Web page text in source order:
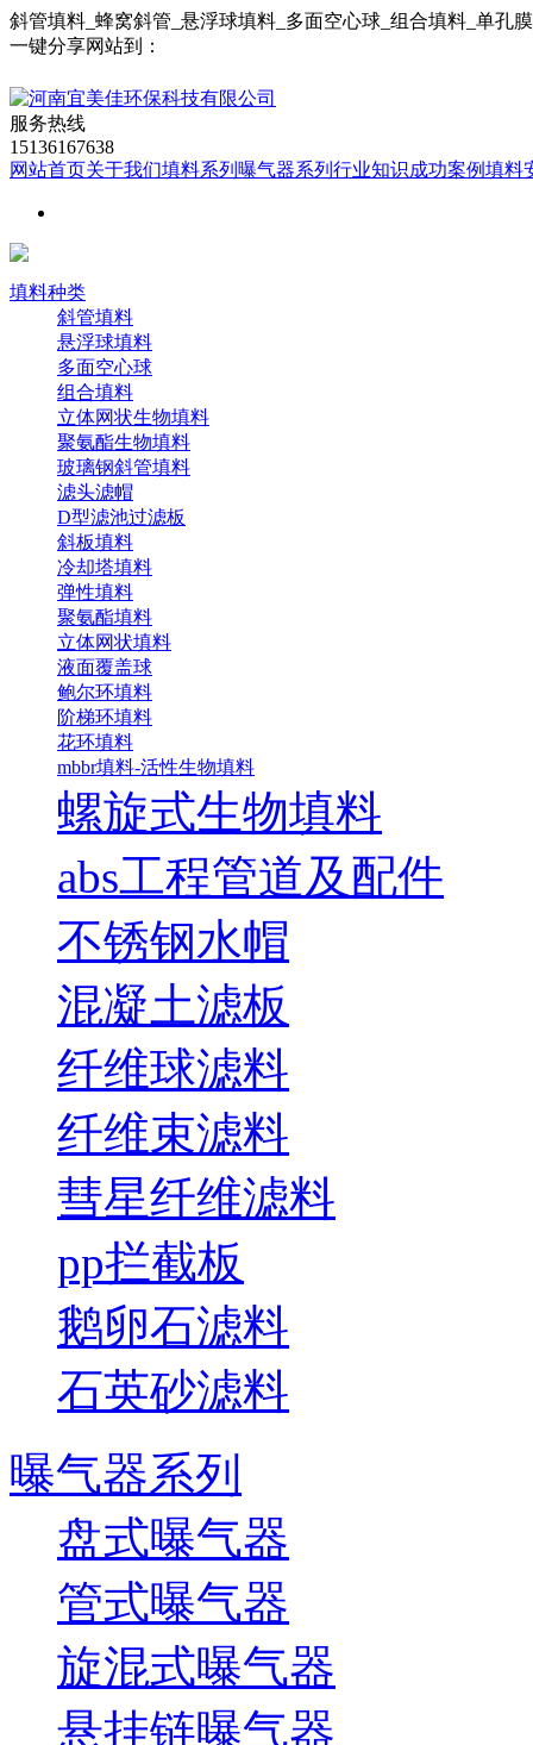
斜管填料_蜂窝斜管_悬浮球填料_多面空心球_组合填料_单孔
一键分享网站到：
服务热线
15136167638
网站首页关于我们填料系列 曝气器系列 行业知识成功案例填料
填料种类
斜管填料
悬浮球填料
多面空心球
组合填料
立体网状生物填料
聚氨酯生物填料
玻璃钢斜管填料
滤头滤帽
D型滤池过滤板
斜板填料
冷却塔填料
弹性填料
聚氨酯填料
立体网状填料
液面覆盖球
鲍尔环填料
阶梯环填料
花环填料
mbbr填料-活性生物填料
螺旋式生物填料
abs工程管道及配件
不锈钢水帽
混凝土滤板
纤维球滤料
纤维束滤料
彗星纤维滤料
pp拦截板
鹅卵石滤料
石英砂滤料
曝气器系列
盘式曝气器
管式曝气器
旋混式曝气器
悬挂链曝气器